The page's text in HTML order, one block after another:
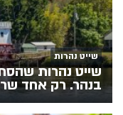
שייט נהרות
שייט נהרות
בנהר. רק אחד